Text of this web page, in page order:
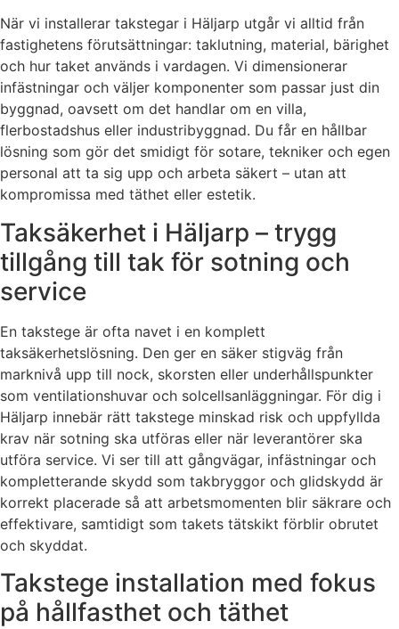
När vi installerar takstegar i Häljarp utgår vi alltid från
fastighetens förutsättningar: taklutning, material, bärighet
och hur taket används i vardagen. Vi dimensionerar
infästningar och väljer komponenter som passar just din
byggnad, oavsett om det handlar om en villa,
flerbostadshus eller industribyggnad. Du får en hållbar
lösning som gör det smidigt för sotare, tekniker och egen
personal att ta sig upp och arbeta säkert – utan att
kompromissa med täthet eller estetik.
Taksäkerhet i Häljarp – trygg
tillgång till tak för sotning och
service
En takstege är ofta navet i en komplett
taksäkerhetslösning. Den ger en säker stigväg från
marknivå upp till nock, skorsten eller underhållspunkter
som ventilationshuvar och solcellsanläggningar. För dig i
Häljarp innebär rätt takstege minskad risk och uppfyllda
krav när sotning ska utföras eller när leverantörer ska
utföra service. Vi ser till att gångvägar, infästningar och
kompletterande skydd som takbryggor och glidskydd är
korrekt placerade så att arbetsmomenten blir säkrare och
effektivare, samtidigt som takets tätskikt förblir obrutet
och skyddat.
Takstege installation med fokus
på hållfasthet och täthet